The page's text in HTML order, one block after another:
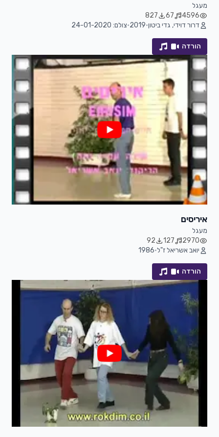
מעגל
4596
67
827
דרור דוידי, גדי ביטון•
2019
•צולם: 24-01-2020
הורדה
איריסים
מעגל
2970
127
92
יואב אשריאל ז"ל•
1986
הורדה